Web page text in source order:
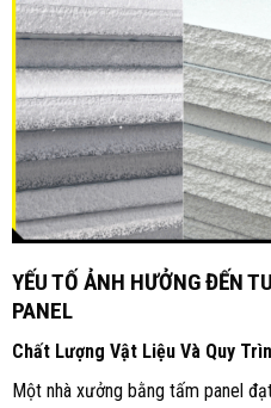
YẾU TỐ ẢNH HƯỞNG ĐẾN
PANEL
Chất Lượng Vật Liệu Và Quy
Một nhà xưởng bằng tấm panel